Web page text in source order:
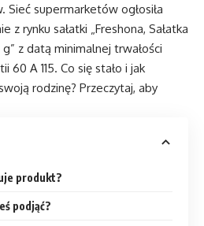
supermarketów ogłosiła
rynku sałatki „Freshona, Sałatka
z datą minimalnej trwałości
60 A 115. Co się stało i jak
rodzinę? Przeczytaj, aby
produkt?
podjąć?